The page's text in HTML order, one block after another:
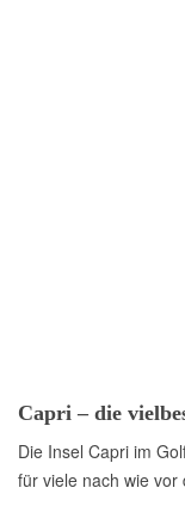
Capri – die
Die Insel Capri im
für viele nach wie vor